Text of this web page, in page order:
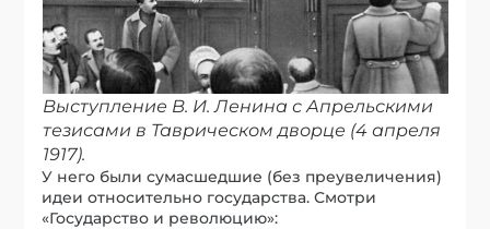
Выступление В. И. Ленина с Апрельскими
тезисами в Таврическом дворце (4 апреля
1917).
У него были сумасшедшие (без преувеличения)
идеи относительно государства. Смотри
«Государство и революцию»: